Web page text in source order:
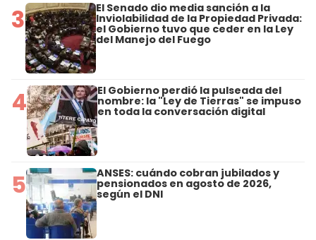
3 El Senado dio media sanción a la
Inviolabilidad de la Propiedad Privada:
el Gobierno tuvo que ceder en la Ley
del Manejo del Fuego
4 El Gobierno perdió la pulseada del
nombre: la "Ley de Tierras" se impuso
en toda la conversación digital
5 ANSES: cuándo cobran jubilados y
pensionados en agosto de 2026,
según el DNI